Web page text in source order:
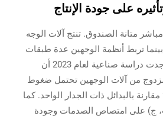
على جودة الإنتاج
متانة الصندوق. تنتج آلات الوجه
تربط أنظمة الوجهين عدة طبقات
لتغليف عالي المتانة. ووجدت دراسة صناعية لعام 2023 أن
من آلات الوجهين تحتمل ضغوط
أعلى بنسبة 38% مقارنة بالبدائل ذات الجدار الواحد. كما
ج) على امتصاص الصدمات وجودة